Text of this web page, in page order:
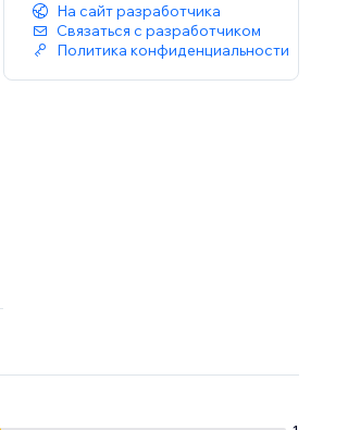
На сайт разработчика
Связаться с разработчиком
Политика конфиденциальности